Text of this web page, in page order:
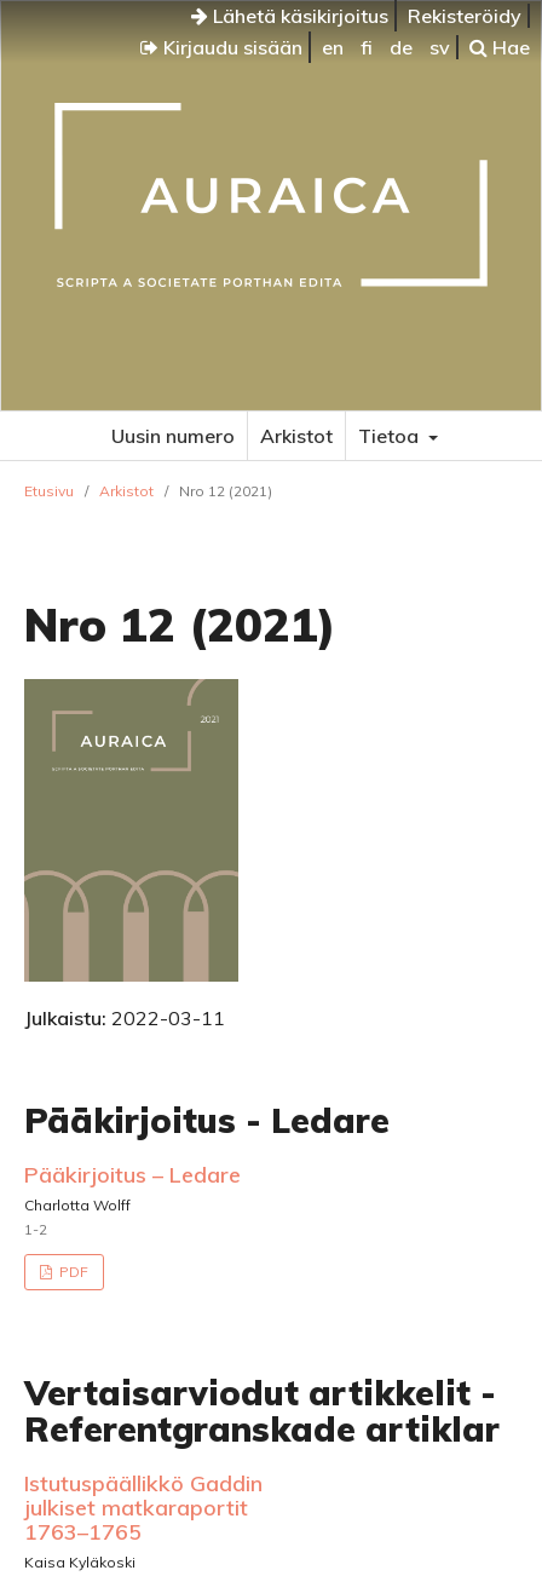
Lähetä käsikirjoitus
Rekisteröidy
Kirjaudu sisään
en fi de sv Hae
Uusin numero Arkistot Tietoa
Etusivu / Arkistot / Nro 12 (2021)
Nro 12 (2021)
Julkaistu: 2022-03-11
Pääkirjoitus - Ledare
Pääkirjoitus – Ledare
Charlotta Wolff
1-2
PDF
Vertaisarviodut artikkelit -
Referentgranskade artiklar
Istutuspäällikkö Gaddin
julkiset matkaraportit
1763–1765
Kaisa Kyläkoski